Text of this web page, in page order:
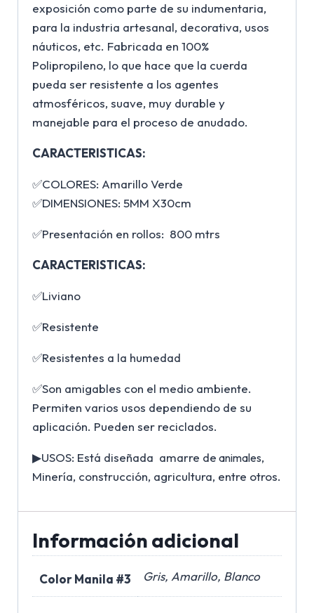
exposición como parte de su indumentaria,
para la industria artesanal, decorativa, usos
náuticos, etc. Fabricada en 100%
Polipropileno, lo que hace que la cuerda
pueda ser resistente a los agentes
atmosféricos, suave, muy durable y
manejable para el proceso de anudado.
CARACTERISTICAS:
✅COLORES: Amarillo Verde
✅DIMENSIONES: 5MM X30cm
✅Presentación en rollos: 800 mtrs
CARACTERISTICAS:
✅Liviano
✅Resistente
✅Resistentes a la humedad
✅Son amigables con el medio ambiente.
Permiten varios usos dependiendo de su
aplicación. Pueden ser reciclados.
▶USOS: Está diseñada amarre de animales,
Minería, construcción, agricultura, entre otros.
Información adicional
Color Manila #3 Gris, Amarillo, Blanco